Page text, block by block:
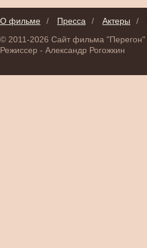
О фильме / Пресса / Актеры /
© 2011-2026 Сайт фильма "Перегон"
Режиссер - Александр Рогожкин